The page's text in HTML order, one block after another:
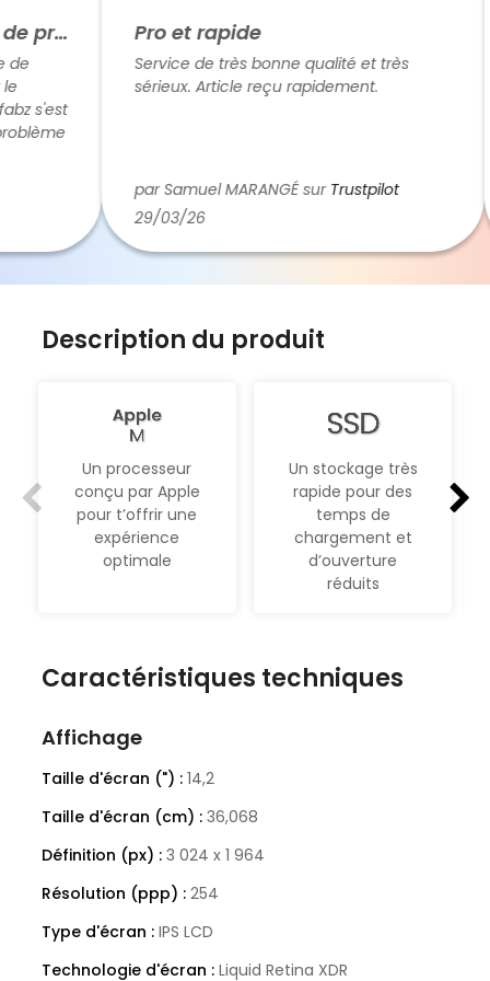
Refabz est réactif en cas de problème
s'est
Pro et rapide
Service de très bonne qualité et très
sérieux. Article reçu rapidement.
29/03/26
par Samuel MARANGÉ surTrustpilot
Description du produit
Un processeur
conçu par Apple
pour t’offrir une
expérience
optimale
Un stockage très
rapide pour des
temps de
chargement et
d’ouverture
réduits
Caractéristiques techniques
Affichage
Taille d'écran (") : 14,2
Taille d'écran (cm) : 36,068
Définition (px) : 3 024 x 1 964
Résolution (ppp) : 254
Type d'écran : IPS LCD
Technologie d'écran : Liquid Retina XDR